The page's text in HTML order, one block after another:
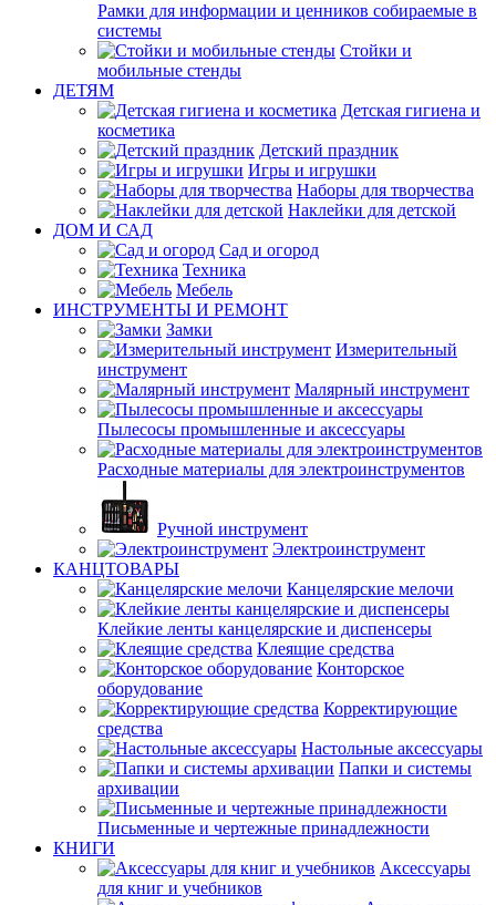
Рамки для информации и ценников собираемые в
системы
Стойки и
мобильные стенды
ДЕТЯМ
Детская гигиена и
косметика
Детский праздник
Игры и игрушки
Наборы для творчества
Наклейки для детской
ДОМ И САД
Сад и огород
Техника
Мебель
ИНСТРУМЕНТЫ И РЕМОНТ
Замки
Измерительный
инструмент
Малярный инструмент
Пылесосы промышленные и аксессуары
Расходные материалы для электроинструментов
Ручной инструмент
Электроинструмент
КАНЦТОВАРЫ
Канцелярские мелочи
Клейкие ленты канцелярские и диспенсеры
Клеящие средства
Конторское
оборудование
Корректирующие
средства
Настольные аксессуары
Папки и системы
архивации
Письменные и чертежные принадлежности
КНИГИ
Аксессуары
для книг и учебников